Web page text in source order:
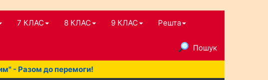
7 КЛАС 8 КЛАС 9 КЛАС Решта
Пошук
- Разом до перемоги!